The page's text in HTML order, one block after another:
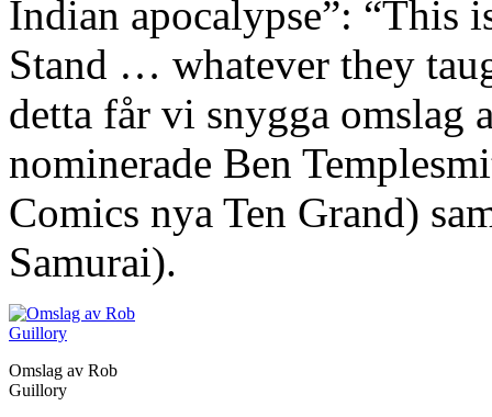
Indian apocalypse”: “This
Stand … whatever they
detta får vi snygga omslag
nominerade Ben
Comics nya Ten Grand)
Samurai).
Omslag av Rob
Guillory